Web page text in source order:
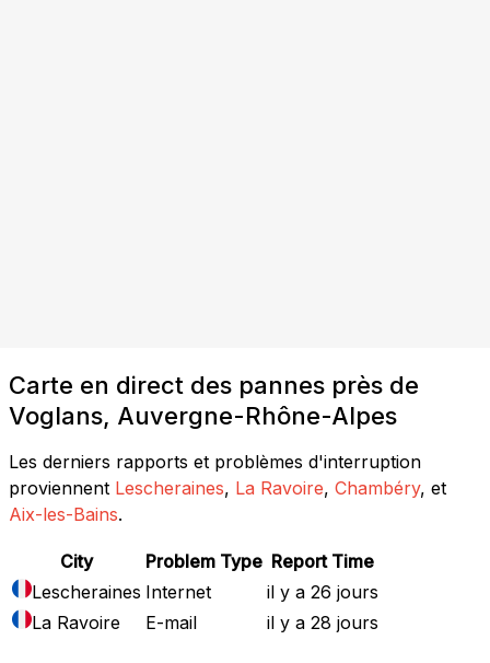
Carte en direct des pannes près de
Voglans, Auvergne-Rhône-Alpes
Les derniers rapports et problèmes d'interruption
proviennent Lescheraines, La Ravoire, Chambéry, et
Aix-les-Bains.
City Problem Type Report Time
Lescheraines Internet
il y a 26 jours
La Ravoire
E-mail il y a 28 jours